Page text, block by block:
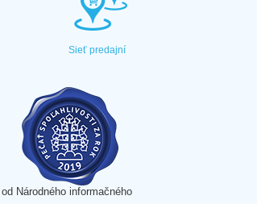
Sieť predajní
od Národného informačného